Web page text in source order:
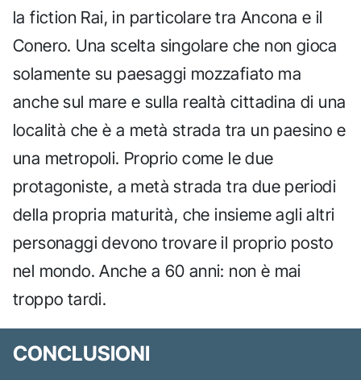
la fiction Rai, in particolare tra Ancona e il
Conero. Una scelta singolare che non gioca
solamente su paesaggi mozzafiato ma
anche sul mare e sulla realtà cittadina di una
località che è a metà strada tra un paesino e
una metropoli. Proprio come le due
protagoniste, a metà strada tra due periodi
della propria maturità, che insieme agli altri
personaggi devono trovare il proprio posto
nel mondo. Anche a 60 anni: non è mai
troppo tardi.
CONCLUSIONI